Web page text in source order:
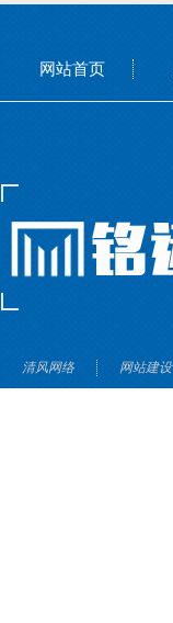
网站首页
清风网络 网站建设